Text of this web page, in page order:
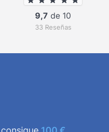
9,7 de 10
33 Reseñas